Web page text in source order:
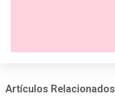
Artículos Relacionados